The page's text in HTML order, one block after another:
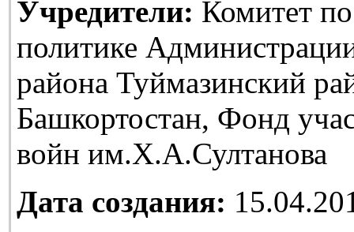
Учредители: Комитет
политике
района Туймазинский
Башкортостан, Фонд
войн им.Х.А.Султанова
Дата создания: